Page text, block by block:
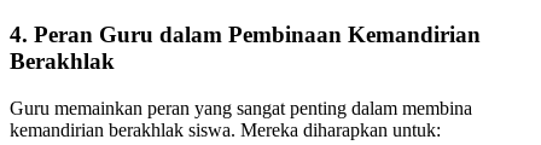
4. Peran Guru dalam Pembinaan Kemandirian
Berakhlak
Guru memainkan peran yang sangat penting dalam membina
kemandirian berakhlak siswa. Mereka diharapkan untuk: